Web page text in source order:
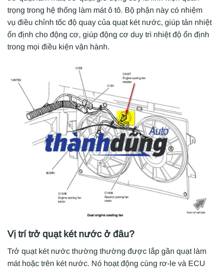
trọng trong hệ thống làm mát ô tô. Bộ phận này có nhiệm
vụ điều chỉnh tốc độ quay của quạt két nước, giúp tản nhiệt
ổn định cho động cơ, giúp động cơ duy trì nhiệt độ ổn định
trong mọi điều kiện vận hành.
Vị trí trở quạt két nước ở đâu?
Trở quạt két nước thường thường được lắp gần quạt làm
mát hoặc trên két nước. Nó hoạt động cùng rơ-le và ECU